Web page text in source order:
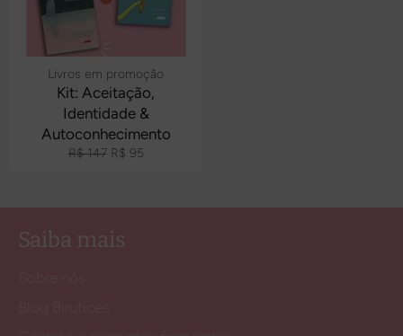
Livros em promoção
Kit: Aceitação,
Identidade &
Autoconhecimento
Preço
R$ 147 Preço
R$ 95
Saiba mais